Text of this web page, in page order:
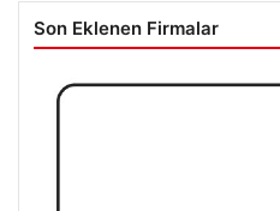
Son Eklenen Firmalar